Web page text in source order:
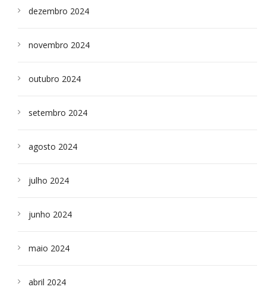
dezembro 2024
novembro 2024
outubro 2024
setembro 2024
agosto 2024
julho 2024
junho 2024
maio 2024
abril 2024